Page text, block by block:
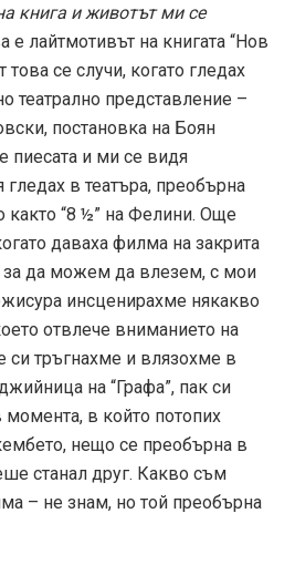
книга и животът ми се
е лайтмотивът на книгата “Нов
се случи, когато гледах
театрално представление –
постановка на Боян
пиесата и ми се видя
гледах в театъра, преобърна
“8 ½” на Фелини. Още
даваха филма на закрита
да можем да влезем, с мои
инсценирахме някакво
отвлече вниманието на
си тръгнахме и влязохме в
на “Графа”, пак си
в който потопих
нещо се преобърна в
станал друг. Какво съм
– не знам, но той преобърна